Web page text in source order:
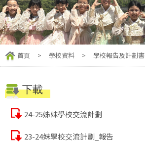
首頁 > 學校資料 > 學校報告及計劃書
下載
24-25姊妹學校交流計劃
23-24妹學校交流計劃_報告